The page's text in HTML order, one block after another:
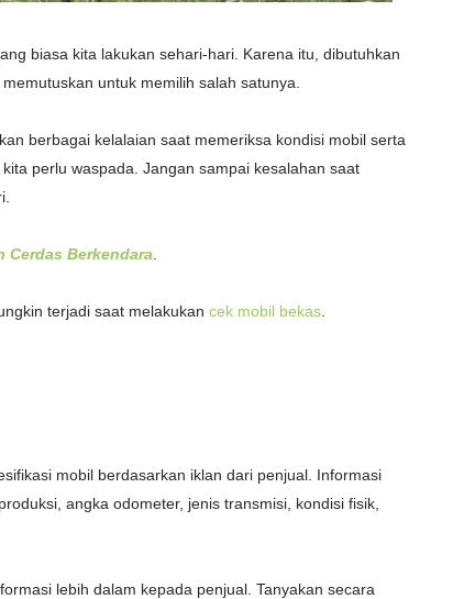
biasa kita lakukan sehari-hari. Karena itu, dibutuhkan
untuk memilih salah satunya.
berbagai kelalaian saat memeriksa kondisi mobil serta
perlu waspada. Jangan sampai kesalahan saat
Cerdas Berkendara
terjadi saat melakukan cek mobil bekas
mobil berdasarkan iklan dari penjual. Informasi
angka odometer, jenis transmisi, kondisi fisik,
lebih dalam kepada penjual. Tanyakan secara